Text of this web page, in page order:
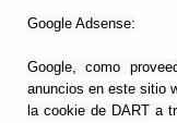
Google Adsense:
Google, como
anuncios en este sitio
la cookie de DART a